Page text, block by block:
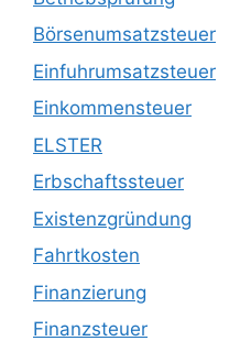
Börsenumsatzsteuer
Einfuhrumsatzsteuer
Einkommensteuer
ELSTER
Erbschaftssteuer
Existenzgründung
Fahrtkosten
Finanzierung
Finanzsteuer